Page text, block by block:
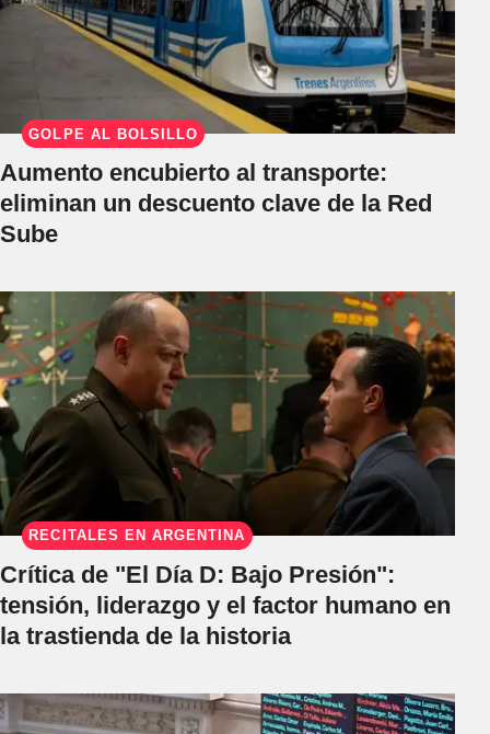
GOLPE AL BOLSILLO
Aumento encubierto al transporte:
eliminan un descuento clave de la Red
Sube
RECITALES EN ARGENTINA
Crítica de "El Día D: Bajo Presión":
tensión, liderazgo y el factor humano en
la trastienda de la historia